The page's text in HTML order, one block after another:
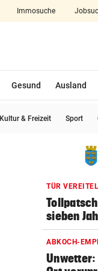
Immosuche
Gesund Ausland
Kultur & Freizeit Sport
TÜR
sieben
ABKOCH-